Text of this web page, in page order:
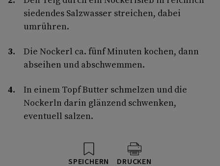
siedendes Salzwasser streichen, dabei
umrühren.
Die Nockerl ca. fünf Minuten kochen, dann
abseihen und abschwemmen.
In einem Topf Butter schmelzen und die
Nockerln darin glänzend schwenken,
eventuell salzen.
SPEICHERN DRUCKEN